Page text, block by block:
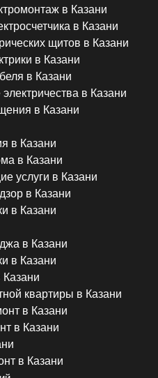
в Казани
в Казани
щитов в Казани
в Казани
в Казани
в Казани
в Казани
в Казани
в Казани
услуги в Казани
в Казани
в Казани
в Казани
в Казани
Казани
квартиры в Казани
в Казани
в Казани
в Казани